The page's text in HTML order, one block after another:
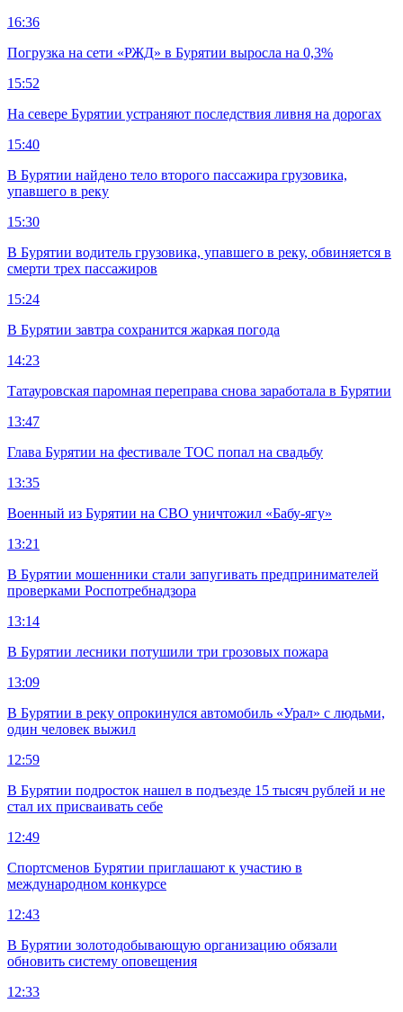
16:36
Погрузка на сети «РЖД» в Бурятии выросла на 0,3%
15:52
На севере Бурятии устраняют последствия ливня на дорогах
15:40
В Бурятии найдено тело второго пассажира грузовика,
упавшего в реку
15:30
В Бурятии водитель грузовика, упавшего в реку, обвиняется в
смерти трех пассажиров
15:24
В Бурятии завтра сохранится жаркая погода
14:23
Татауровская паромная переправа снова заработала в Бурятии
13:47
Глава Бурятии на фестивале ТОС попал на свадьбу
13:35
Военный из Бурятии на СВО уничтожил «Бабу-ягу»
13:21
В Бурятии мошенники стали запугивать предпринимателей
проверками Роспотребнадзора
13:14
В Бурятии лесники потушили три грозовых пожара
13:09
В Бурятии в реку опрокинулся автомобиль «Урал» с людьми,
один человек выжил
12:59
В Бурятии подросток нашел в подъезде 15 тысяч рублей и не
стал их присваивать себе
12:49
Спортсменов Бурятии приглашают к участию в
международном конкурсе
12:43
В Бурятии золотодобывающую организацию обязали
обновить систему оповещения
12:33